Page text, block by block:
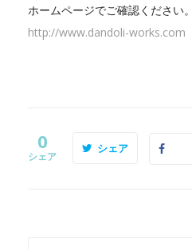
ホームページでご確認ください。
http://www.dandoli-works.com
0
シェア
シェア